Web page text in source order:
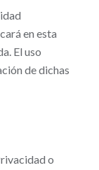
en esta
El uso
de dichas
o